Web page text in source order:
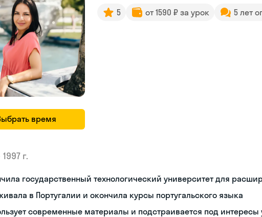
время
5 от 1590 ₽ за урок 5 лет
1997 г.
государственный технологический университет для
в Португалии и окончила курсы португальского языка
современные материалы и подстраивается под интересы